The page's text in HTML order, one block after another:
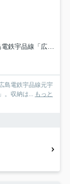
品線「広島港（宇品）」駅 徒歩6分
島電鉄宇品線元宇
。収納は...
もっと